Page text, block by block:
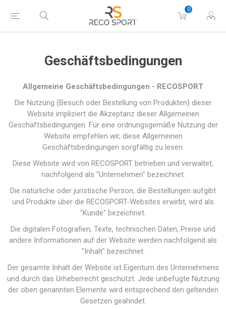
0
Geschäftsbedingungen
Allgemeine Geschäftsbedingungen - RECOSPORT
Die Nutzung (Besuch oder Bestellung von Produkten) dieser
Website impliziert die Akzeptanz dieser Allgemeinen
Geschäftsbedingungen. Für eine ordnungsgemäße Nutzung der
Website empfehlen wir, diese Allgemeinen
Geschäftsbedingungen sorgfältig zu lesen.
Diese Website wird von RECOSPORT betrieben und verwaltet,
nachfolgend als "Unternehmen" bezeichnet.
Die natürliche oder juristische Person, die Bestellungen aufgibt
und Produkte über die RECOSPORT-Websites erwirbt, wird als
"Kunde" bezeichnet.
Die digitalen Fotografien, Texte, technischen Daten, Preise und
andere Informationen auf der Website werden nachfolgend als
"Inhalt" bezeichnet.
Der gesamte Inhalt der Website ist Eigentum des Unternehmens
und durch das Urheberrecht geschützt. Jede unbefugte Nutzung
der oben genannten Elemente wird entsprechend den geltenden
Gesetzen geahndet.